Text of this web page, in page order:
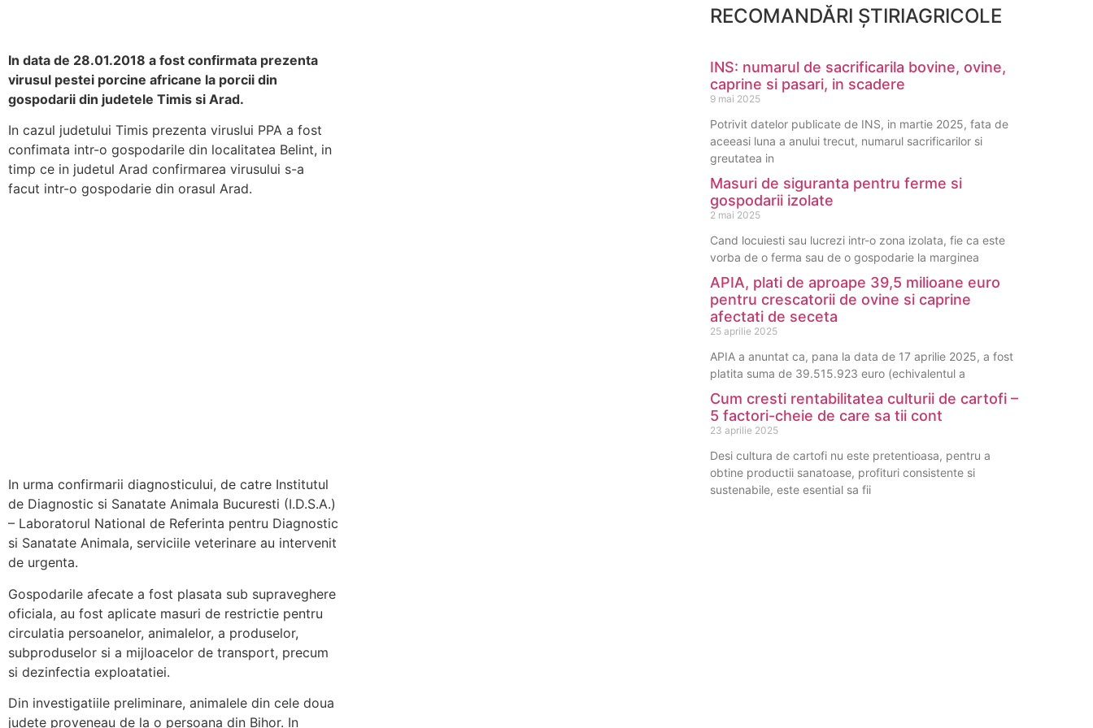
In data de 28.01.2018 a fost confirmata prezenta
virusul pestei porcine africane la porcii din
gospodarii din judetele Timis si Arad.
In cazul judetului Timis prezenta viruslui PPA a fost
confimata intr-o gospodarile din localitatea Belint, in
timp ce in judetul Arad confirmarea virusului s-a
facut intr-o gospodarie din orasul Arad.
In urma confirmarii diagnosticului, de catre Institutul
de Diagnostic si Sanatate Animala Bucuresti (I.D.S.A.)
– Laboratorul National de Referinta pentru Diagnostic
si Sanatate Animala, serviciile veterinare au intervenit
de urgenta.
Gospodarile afecate a fost plasata sub supraveghere
oficiala, au fost aplicate masuri de restrictie pentru
circulatia persoanelor, animalelor, a produselor,
subproduselor si a mijloacelor de transport, precum
si dezinfectia exploatatiei.
Din investigatiile preliminare, animalele din cele doua
judete proveneau de la o persoana din Bihor. In
RECOMANDĂRI ȘTIRIAGRICOLE
INS: numarul de sacrificarila bovine, ovine,
caprine si pasari, in scadere
9 mai 2025
Potrivit datelor publicate de INS, in martie 2025, fata de
aceeasi luna a anului trecut, numarul sacrificarilor si
greutatea in
Masuri de siguranta pentru ferme si
gospodarii izolate
2 mai 2025
Cand locuiesti sau lucrezi intr-o zona izolata, fie ca este
vorba de o ferma sau de o gospodarie la marginea
APIA, plati de aproape 39,5 milioane euro
pentru crescatorii de ovine si caprine
afectati de seceta
25 aprilie 2025
APIA a anuntat ca, pana la data de 17 aprilie 2025, a fost
platita suma de 39.515.923 euro (echivalentul a
Cum cresti rentabilitatea culturii de cartofi –
5 factori-cheie de care sa tii cont
23 aprilie 2025
Desi cultura de cartofi nu este pretentioasa, pentru a
obtine productii sanatoase, profituri consistente si
sustenabile, este esential sa fii